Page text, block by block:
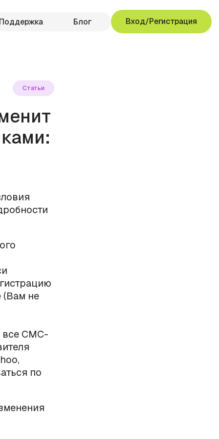
Блог Вход/Регистрация
Статьи
(Вам не
все СМС-
по